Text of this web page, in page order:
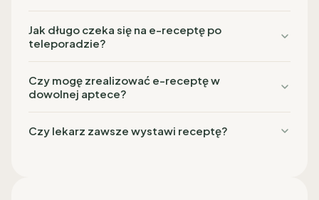
Jak długo czeka się na e-receptę po
teleporadzie?
Czy mogę zrealizować e-receptę w
dowolnej aptece?
Czy lekarz zawsze wystawi receptę?